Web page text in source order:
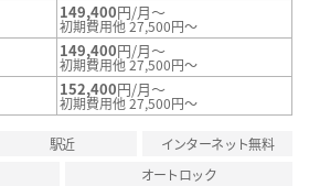
149,400円/月～
初期費用他 27,500円～
149,400円/月～
初期費用他 27,500円～
152,400円/月～
初期費用他 27,500円～
駅近
インターネット無料
オートロック